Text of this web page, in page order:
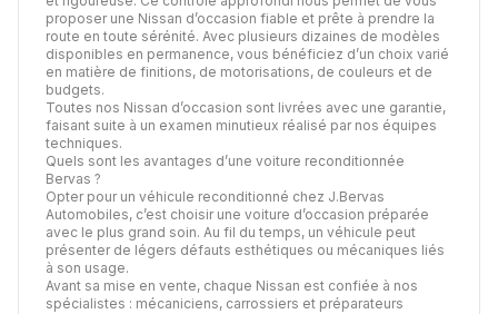
proposer une Nissan d’occasion fiable et prête à prendre la
route en toute sérénité. Avec plusieurs dizaines de modèles
disponibles en permanence, vous bénéficiez d’un choix varié
en matière de finitions, de motorisations, de couleurs et de
budgets.
Toutes nos Nissan d’occasion sont livrées avec une garantie,
faisant suite à un examen minutieux réalisé par nos équipes
techniques.
Quels sont les avantages d’une voiture reconditionnée
Bervas ?
Opter pour un véhicule reconditionné chez J.Bervas
Automobiles, c’est choisir une voiture d’occasion préparée
avec le plus grand soin. Au fil du temps, un véhicule peut
présenter de légers défauts esthétiques ou mécaniques liés
à son usage.
Avant sa mise en vente, chaque Nissan est confiée à nos
spécialistes : mécaniciens, carrossiers et préparateurs